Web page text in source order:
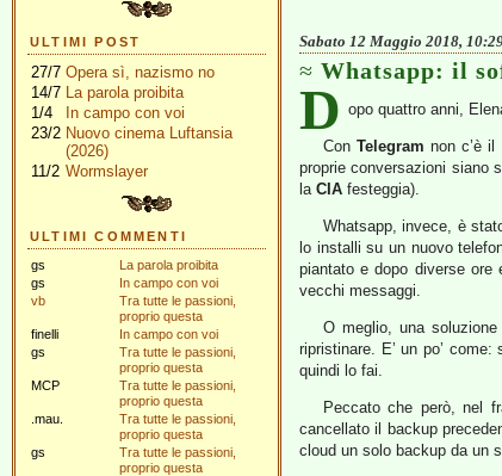
ULTIMI POST
27/7 Opera sì, nazismo no
14/7 La parola proibita
1/4
In campo con voi
23/2 Nuovo cinema Luftansia
(2026)
11/2 Wormslayer
ULTIMI COMMENTI
gs
La parola proibita
gs
In campo con voi
vb
Tra tutte le passioni,
proprio questa
finelli
In campo con voi
gs
Tra tutte le passioni,
proprio questa
MCP
Tra tutte le passioni,
proprio questa
.mau.
Tra tutte le passioni,
proprio questa
gs
Tra tutte le passioni,
proprio questa
Sabato 12 Maggio 2018,
Whatsapp: il
D opo quattro anni,
Con Telegram non c’è
proprie conversazioni siano
la CIA festeggia).
Whatsapp, invece, è
lo installi su un nuovo
piantato e dopo diverse ore
vecchi messaggi.
O meglio, una soluzione
ripristinare. E’ un po’
quindi lo fai.
Peccato che però, nel
cancellato il backup
cloud un solo backup da un